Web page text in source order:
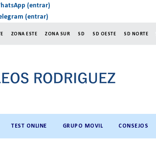
(entrar)
(entrar)
ZONA ESTE ZONA SUR SD SD OESTE SD NORTE
TEST ONLINE GRUPO MOVIL CONSEJOS